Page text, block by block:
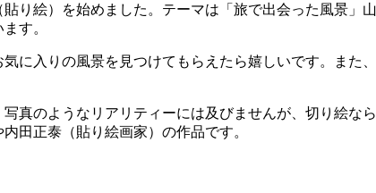
り絵）を始めました。テーマは「旅で出会った風景」
す。
に入りの風景を見つけてもらえたら嬉しいです。また
真のようなリアリティーには及びませんが、切り絵な
田正泰（貼り絵画家）の作品です。